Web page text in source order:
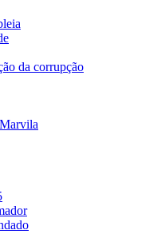
da corrupção